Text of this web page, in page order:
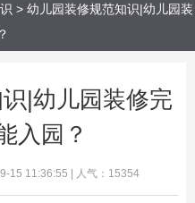
> 幼儿园装修规范知识|幼儿园装
|幼儿园装修完
入园？
15 11:36:55 | 人气：15354